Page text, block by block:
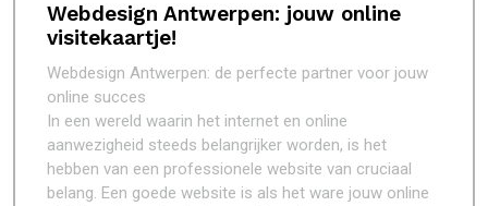
Webdesign Antwerpen: jouw online
visitekaartje!
Webdesign Antwerpen: de perfecte partner voor jouw
online succes
In een wereld waarin het internet en online
aanwezigheid steeds belangrijker worden, is het
hebben van een professionele website van cruciaal
belang. Een goede website is als het ware jouw online